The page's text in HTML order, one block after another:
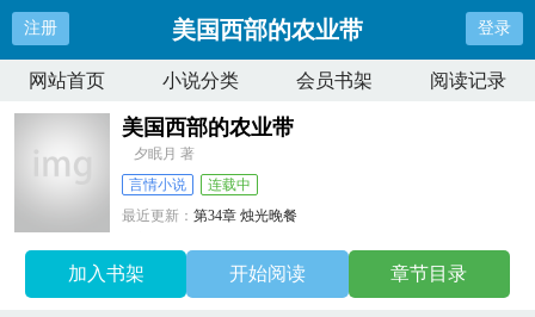
注册 美国西部的农业带 登录
网站首页 小说分类 会员书架 阅读记录
美国西部的农业带
夕眠月 著
言情小说
连载中
最近更新：第34章 烛光晚餐
加入书架 开始阅读 章节目录